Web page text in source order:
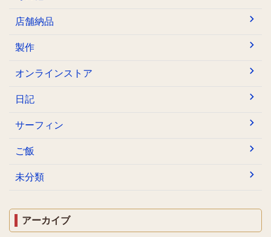
店舗納品
製作
オンラインストア
日記
サーフィン
ご飯
未分類
アーカイブ